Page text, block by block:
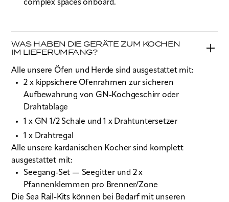
complex spaces onboard.
WAS HABEN DIE GERÄTE ZUM KOCHEN
IM LIEFERUMFANG?
Alle unsere Öfen und Herde sind ausgestattet mit:
2 x kippsichere Ofenrahmen zur sicheren
Aufbewahrung von GN-Kochgeschirr oder
Drahtablage
1 x GN 1/2 Schale und 1 x Drahtuntersetzer
1 x Drahtregal
Alle unsere kardanischen Kocher sind komplett
ausgestattet mit:
Seegang-Set — Seegitter und 2 x
Pfannenklemmen pro Brenner/Zone
Die Sea Rail-Kits können bei Bedarf mit unseren